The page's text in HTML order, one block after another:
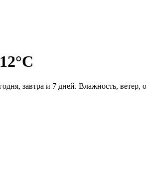
завтра и 7 дней. Влажность, ветер,